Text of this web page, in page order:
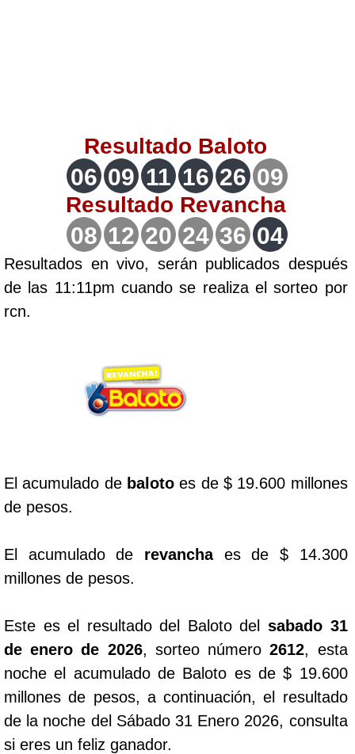
Lotería del Quindio
Lotería de Bogotá
Lotería de Risaralda
Lotería de Medellín
Lotería del Cauca
Extra de Colombia
Antioqueñita Tarde
Astro Sol
Astro Luna
Cafeterito Tarde
Resultado Baloto
06 09 11 16 26 09
Resultado Revancha
08 12 20 24 36 04
Resultados en vivo, serán publicados después
de las 11:11pm cuando se realiza el sorteo por
rcn.
El acumulado de balotoes de $ 19.600 millones
de pesos.
El acumulado de revanchaes de $ 14.300
millones de pesos.
Este es el resultado del Baloto del sabado 31
de enero de 2026, sorteo número2612, esta
noche el acumulado de Baloto es de $ 19.600
millones de pesos, a continuación, el resultado
de la noche del Sábado 31 Enero 2026, consulta
si eres un feliz ganador.